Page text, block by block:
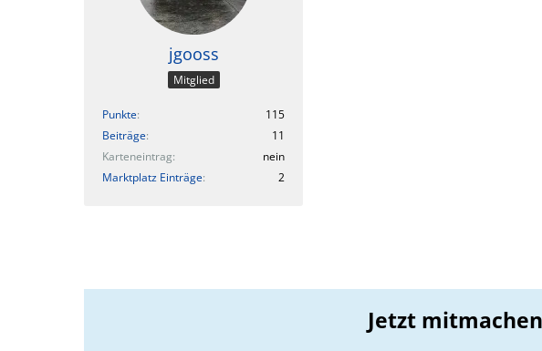
jgooss
Mitglied
Punkte
115
Beiträge
11
Karteneintrag
nein
Marktplatz Einträge
2
Jetzt